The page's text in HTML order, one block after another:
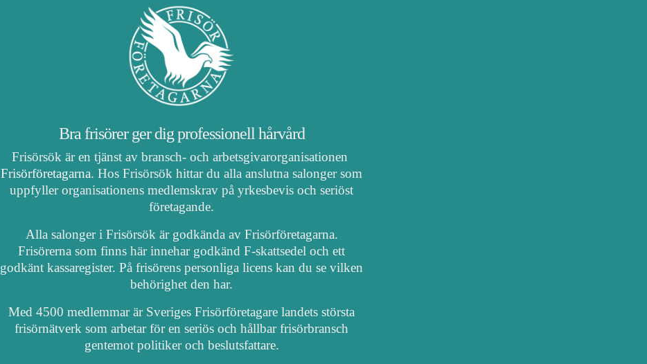
Bra frisörer ger dig professionell hårvård
Frisörsök är en tjänst av bransch- och arbetsgivarorganisationen
Frisörföretagarna. Hos Frisörsök hittar du alla anslutna salonger som
uppfyller organisationens medlemskrav på yrkesbevis och seriöst
företagande.
Alla salonger i Frisörsök är godkända av Frisörföretagarna.
Frisörerna som finns här innehar godkänd F-skattsedel och ett
godkänt kassaregister. På frisörens personliga licens kan du se vilken
behörighet den har.
Med 4500 medlemmar är Sveriges Frisörföretagare landets största
frisörnätverk som arbetar för en seriös och hållbar frisörbransch
gentemot politiker och beslutsfattare.